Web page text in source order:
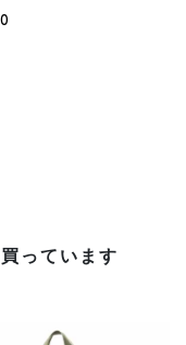
っています